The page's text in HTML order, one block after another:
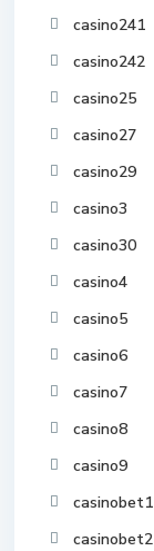
casino241
casino242
casino25
casino27
casino29
casino3
casino30
casino4
casino5
casino6
casino7
casino8
casino9
casinobet1
casinobet2